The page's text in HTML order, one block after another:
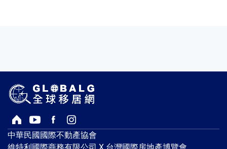
回首頁Youtube頻道
Facebook粉絲專頁
Instagram
中華民國國際不動產協會